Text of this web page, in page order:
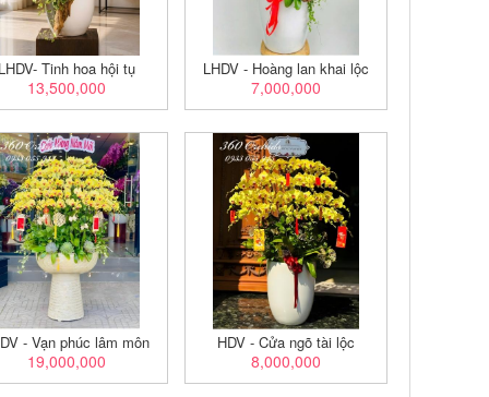
Tinh hoa hội tụ
13,500,000
LHDV - Hoàng lan khai lộc
7,000,000
- Vạn phúc lâm môn
19,000,000
HDV - Cửa ngõ tài lộc
8,000,000